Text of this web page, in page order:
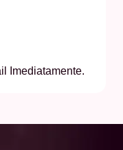
Imediatamente.